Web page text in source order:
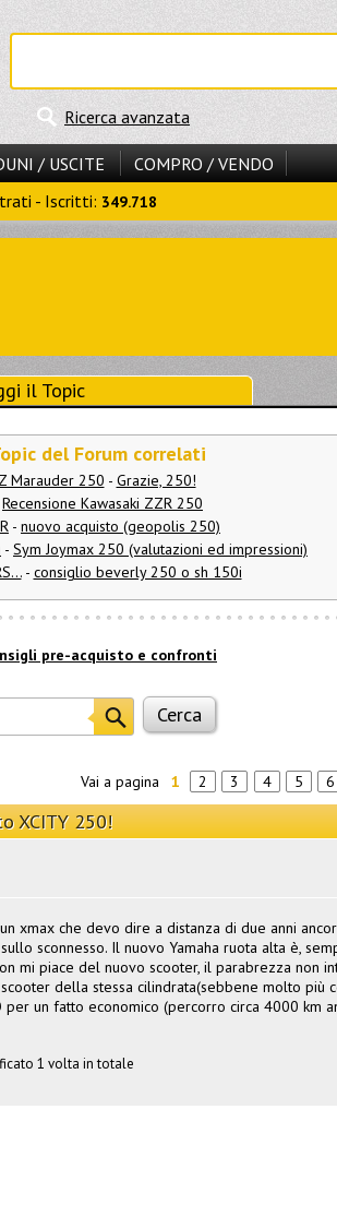
Ricerca avanzata
/ USCITE
COMPRO / VENDO
- Iscritti: 349.718
il Topic
del Forum correlati
Marauder 250 - Grazie, 250!
Recensione Kawasaki ZZR 250
- nuovo acquisto (geopolis 250)
- Sym Joymax 250 (valutazioni ed impressioni)
- consiglio beverly 250 o sh 150i
pre-acquisto e confronti
Vai a pagina
1 2 3 4 5 6
XCITY 250!
xmax che devo dire a distanza di due anni
sconnesso. Il nuovo Yamaha ruota alta è,
mi piace del nuovo scooter, il parabrezza non
della stessa cilindrata(sebbene molto più
un fatto economico (percorro circa 4000 km
1 volta in totale